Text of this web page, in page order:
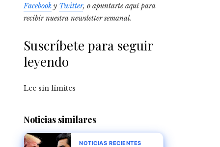
Facebook y Twitter, o apuntarte aquí para
recibirnuestra newsletter semanal.
Suscríbete para seguir
leyendo
Lee sin límites
Noticias similares
NOTICIAS RECIENTES